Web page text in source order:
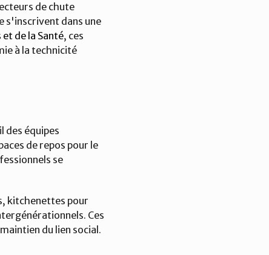
de chute
s'inscrivent dans une
de la Santé, ces
à la technicité
des équipes
de repos pour le
se
kitchenettes pour
Ces
du lien social.